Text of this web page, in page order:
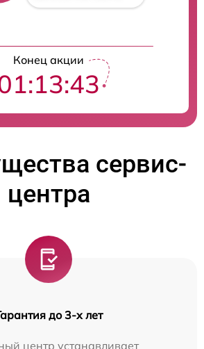
Конец акции
сервис-
центра
до 3-х лет
центр устанавливает